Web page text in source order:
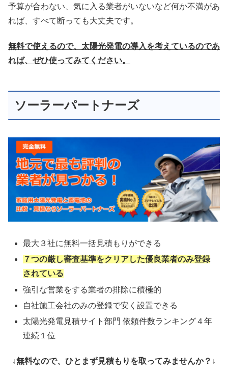
予算が合わない、気に入る業者がいないなど何か不満があ
れば、すべて断っても大丈夫です。
無料で使えるので、太陽光発電の導入を考えているのであ
れば、ぜひ使ってみてください。
ソーラーパートナーズ
最大３社に無料一括見積もりができる
７つの厳し審査基準をクリアした優良業者のみ登録
されている
強引な営業をする業者の排除に積極的
自社施工会社のみの登録で安く設置できる
太陽光発電見積サイト部門 依頼件数ランキング４年
連続１位
↓無料なので、ひとまず見積もりを取ってみませんか？↓